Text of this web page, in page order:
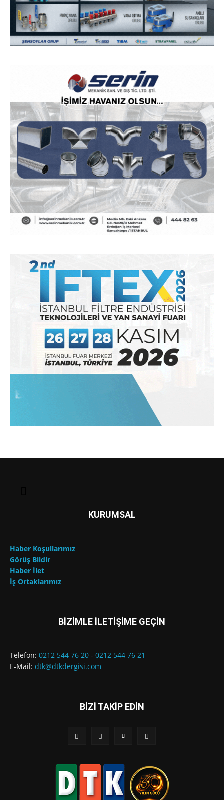
KURUMSAL
Haber Koşullarımız
Görüş Bildir
Haber İlet
İş Ortaklarımız
BİZİMLE İLETİŞİME GEÇİN
Telefon: 0212 544 76 20 - 0212 544 76 21
E-Mail: dtk@dtkdergisi.com
BİZİ TAKİP EDİN